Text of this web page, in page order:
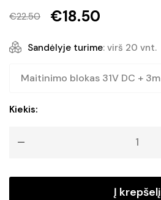
€22.50
Original
price
was:
€18.50
Current
price
is:
Sandėlyje turime: virš 20 vnt.
produkto
Kiekis:
Į krepšelį